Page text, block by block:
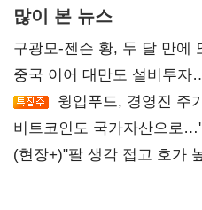
많이 본 뉴스
구광모-젠슨 황, 두 달 만에
중국 이어 대만도 설비투자
윙입푸드, 경영진 주
비트코인도 국가자산으로…'
숙제
(현장+)"팔 생각 접고 호가